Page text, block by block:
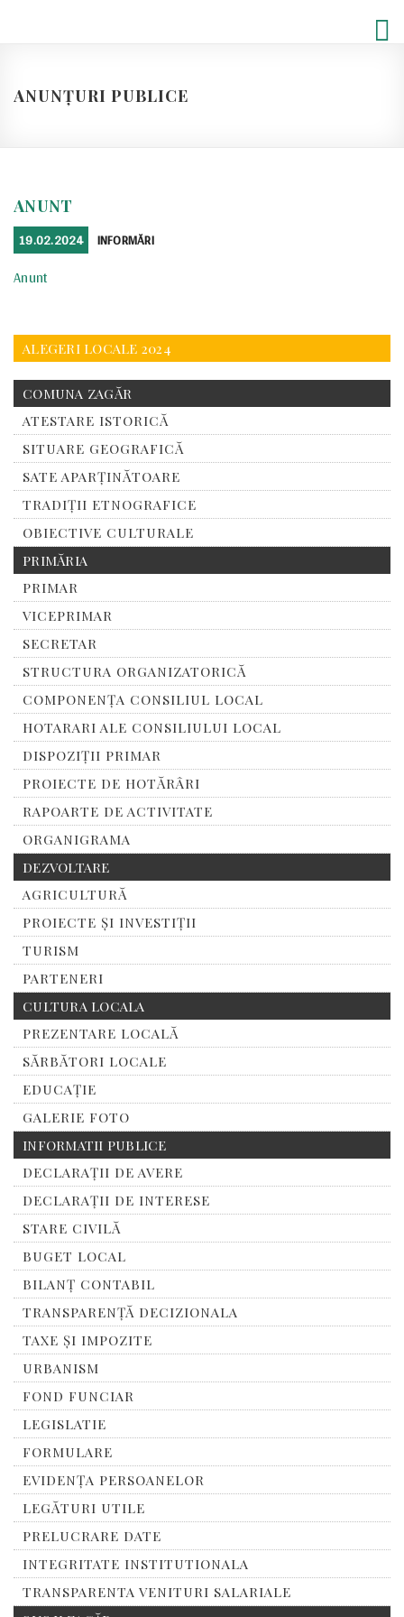
ANUNȚURI PUBLICE
ANUNT
POSTED
ON
19.02.2024 CATEGORIES
INFORMĂRI
Anunt
ALEGERI LOCALE 2024
COMUNA ZAGĂR
ATESTARE ISTORICĂ
SITUARE GEOGRAFICĂ
SATE APARȚINĂTOARE
TRADIȚII ETNOGRAFICE
OBIECTIVE CULTURALE
PRIMĂRIA
PRIMAR
VICEPRIMAR
SECRETAR
STRUCTURA ORGANIZATORICĂ
COMPONENȚA CONSILIUL LOCAL
HOTARARI ALE CONSILIULUI LOCAL
DISPOZIȚII PRIMAR
PROIECTE DE HOTĂRÂRI
RAPOARTE DE ACTIVITATE
ORGANIGRAMA
DEZVOLTARE
AGRICULTURĂ
PROIECTE ȘI INVESTIȚII
TURISM
PARTENERI
CULTURA LOCALA
PREZENTARE LOCALĂ
SĂRBĂTORI LOCALE
EDUCAȚIE
GALERIE FOTO
INFORMATII PUBLICE
DECLARAȚII DE AVERE
DECLARAȚII DE INTERESE
STARE CIVILĂ
BUGET LOCAL
BILANȚ CONTABIL
TRANSPARENȚĂ DECIZIONALA
TAXE ȘI IMPOZITE
URBANISM
FOND FUNCIAR
LEGISLATIE
FORMULARE
EVIDENȚA PERSOANELOR
LEGĂTURI UTILE
PRELUCRARE DATE
INTEGRITATE INSTITUTIONALA
TRANSPARENTA VENITURI SALARIALE